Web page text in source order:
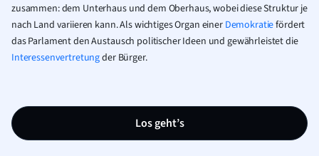
zusammen: dem Unterhaus und dem Oberhaus, wobei diese Struktur je
nach Land variieren kann. Als wichtiges Organ einer Demokratiefördert
das Parlament den Austausch politischer Ideen und gewährleistet die
Interessenvertretungder Bürger.
Los geht’s